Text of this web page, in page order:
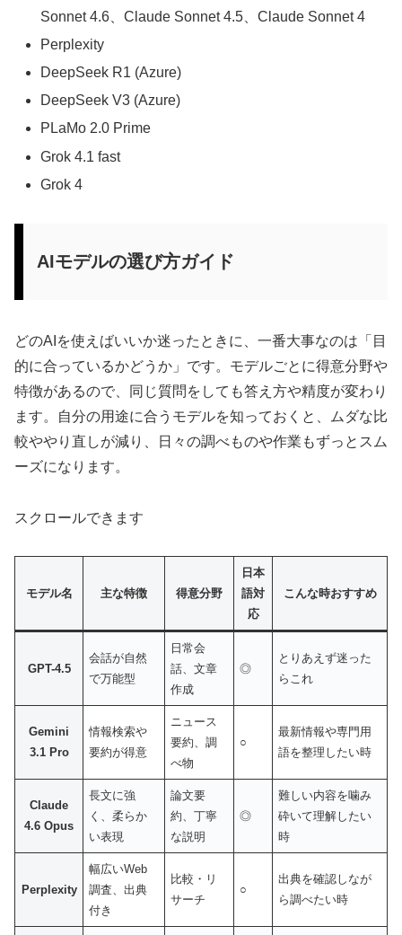
Sonnet 4.6、Claude Sonnet 4.5、Claude Sonnet 4
Perplexity
DeepSeek R1 (Azure)
DeepSeek V3 (Azure)
PLaMo 2.0 Prime
Grok 4.1 fast
Grok 4
AIモデルの選び方ガイド
どのAIを使えばいいか迷ったときに、一番大事なのは「目
的に合っているかどうか」です。モデルごとに得意分野や
特徴があるので、同じ質問をしても答え方や精度が変わり
ます。自分の用途に合うモデルを知っておくと、ムダな比
較ややり直しが減り、日々の調べものや作業もずっとスム
ーズになります。
スクロールできます
モデル名 主な特徴 得意分野
日本
語対
応
こんな時おすすめ
GPT-4.5
会話が自然
で万能型
日常会
話、文章
作成
◎
とりあえず迷った
らこれ
Gemini
3.1 Pro
情報検索や
要約が得意
ニュース
要約、調
べ物
○
最新情報や専門用
語を整理したい時
Claude
4.6 Opus
長文に強
く、柔らか
い表現
論文要
約、丁寧
な説明
◎
難しい内容を噛み
砕いて理解したい
時
Perplexity
幅広いWeb
調査、出典
付き
比較・リ
サーチ
○
出典を確認しなが
ら調べたい時